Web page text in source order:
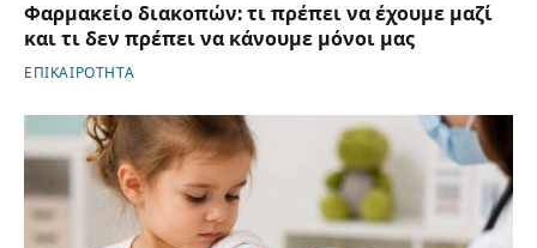
Φαρμακείο διακοπών: τι πρέπει να έχουμε μαζί
και τι δεν πρέπει να κάνουμε μόνοι μας
ΕΠΙΚΑΙΡΟΤΗΤΑ